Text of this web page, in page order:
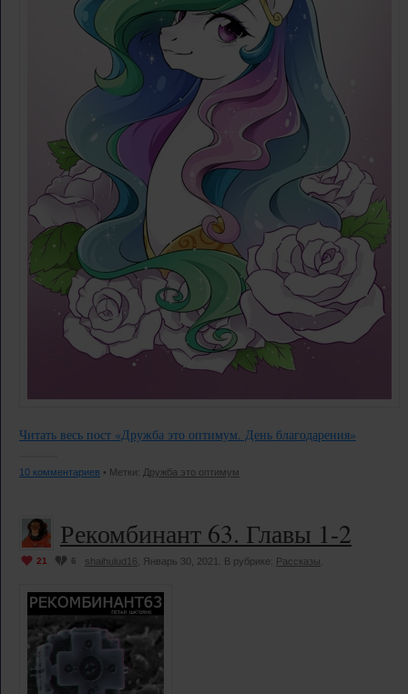
Читать весь пост «Дружба это оптимум. День благодарения»
10 комментариев • Метки: Дружба это оптимум
Рекомбинант 63. Главы 1-2
21 6 shaihulud16 , Январь 30, 2021. В рубрике: Рассказы